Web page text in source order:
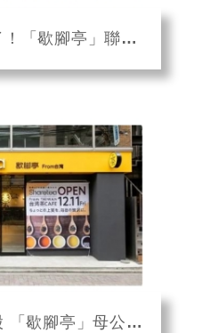
珍奶股來了！「歇腳亭」聯發國際上櫃案通過
最強珍奶股 「歇腳亭」母公司聯發國際將上櫃